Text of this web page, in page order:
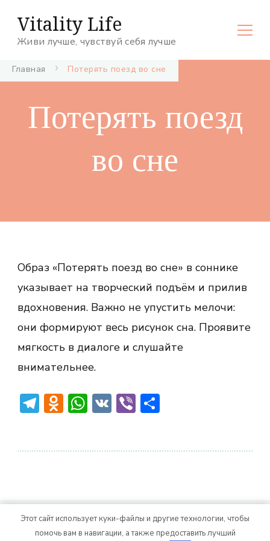
Vitality Life
Живи лучше, чувствуй себя лучше
Главная Потерять поезд во сне
Потерять поезд
во сне
Образ «Потерять поезд во сне» в соннике
указывает на творческий подъём и прилив
вдохновения. Важно не упустить мелочи:
они формируют весь рисунок сна. Проявите
мягкость в диалоге и слушайте
внимательнее.
Telegram
Odnoklassniki
WhatsApp
VKViber
© Авторское право 2026 Vitality Life. Все права
Этот сайт использует куки-файлы и другие технологии, чтобы
помочь вам в навигации, а также предоставить лучший